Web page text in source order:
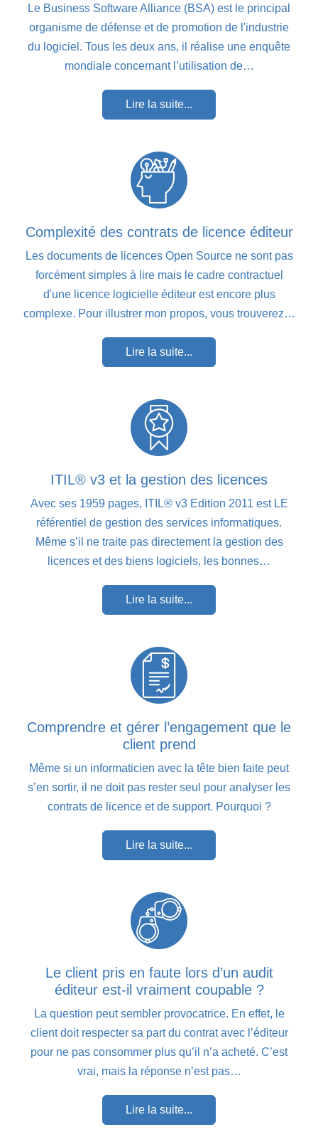
Le Business Software Alliance (BSA) est le principal
organisme de défense et de promotion de l'industrie
du logiciel. Tous les deux ans, il réalise une enquête
mondiale concernant l’utilisation de…
Lire la suite...
Complexité des contrats de licence éditeur
Les documents de licences Open Source ne sont pas
forcément simples à lire mais le cadre contractuel
d'une licence logicielle éditeur est encore plus
complexe. Pour illustrer mon propos, vous trouverez…
Lire la suite...
ITIL® v3 et la gestion des licences
Avec ses 1959 pages, ITIL® v3 Edition 2011 est LE
référentiel de gestion des services informatiques.
Même s’il ne traite pas directement la gestion des
licences et des biens logiciels, les bonnes…
Lire la suite...
Comprendre et gérer l’engagement que le
client prend
Même si un informaticien avec la tête bien faite peut
s’en sortir, il ne doit pas rester seul pour analyser les
contrats de licence et de support. Pourquoi ?
Lire la suite...
Le client pris en faute lors d’un audit
éditeur est-il vraiment coupable ?
La question peut sembler provocatrice. En effet, le
client doit respecter sa part du contrat avec l’éditeur
pour ne pas consommer plus qu’il n’a acheté. C’est
vrai, mais la réponse n’est pas…
Lire la suite...